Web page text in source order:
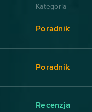
Kategoria
Poradnik
Poradnik
Recenzja